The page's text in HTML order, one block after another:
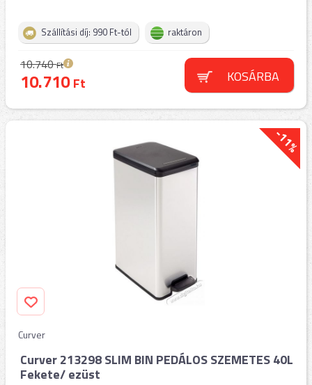
Szállítási díj: 990 Ft-tól raktáron
10.740Ft
10.710Ft KOSÁRBA
-11%
Curver
Curver 213298 SLIM BIN PEDÁLOS SZEMETES 40L
Fekete/ ezüst